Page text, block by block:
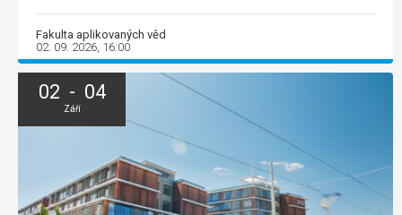
Fakulta aplikovaných věd
02. 09. 2026, 16:00
02 - 04
Září